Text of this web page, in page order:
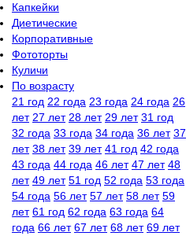
Капкейки
Диетические
Корпоративные
Фототорты
Куличи
По возрасту
21 год 22 года 23 года 24 года 26
лет 27 лет 28 лет 29 лет 31 год
32 года 33 года 34 года 36 лет 37
лет 38 лет 39 лет 41 год 42 года
43 года 44 года 46 лет 47 лет 48
лет 49 лет 51 год 52 года 53 года
54 года 56 лет 57 лет 58 лет 59
лет 61 год 62 года 63 года 64
года 66 лет 67 лет 68 лет 69 лет